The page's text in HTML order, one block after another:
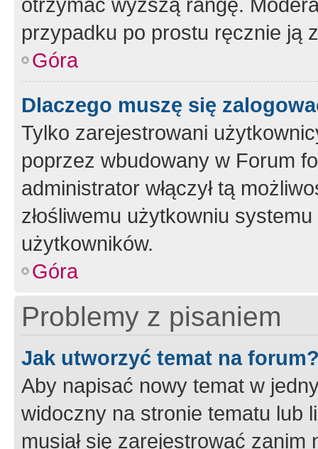
przypadku po prostu ręcznie ją
Góra
Dlaczego muszę się
Tylko zarejestrowani
poprzez wbudowany w Forum
administrator włączył tą
złośliwemu użytkowniu
użytkowników.
Góra
Problemy z pisaniem
Jak utworzyć temat na
Aby napisać nowy temat w
widoczny na stronie tematu lub
musiał się zarejestrować